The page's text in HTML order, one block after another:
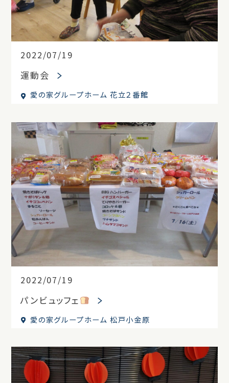
2022/07/19
運動会
愛の家グループホーム 花立２番館
2022/07/19
パンビュッフェ
愛の家グループホーム 松戸小金原